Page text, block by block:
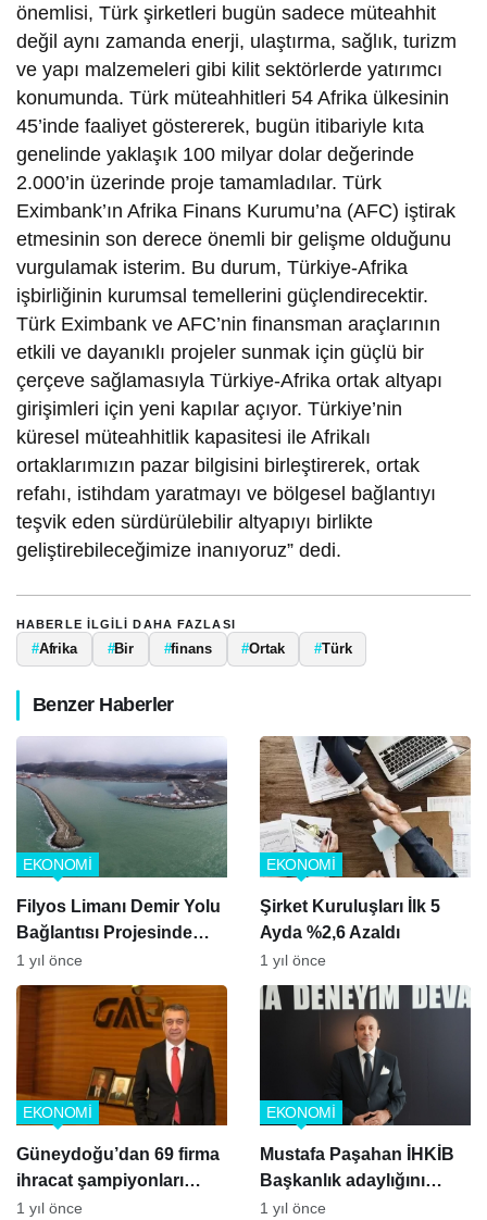
önemlisi, Türk şirketleri bugün sadece müteahhit
değil aynı zamanda enerji, ulaştırma, sağlık, turizm
ve yapı malzemeleri gibi kilit sektörlerde yatırımcı
konumunda. Türk müteahhitleri 54 Afrika ülkesinin
45’inde faaliyet göstererek, bugün itibariyle kıta
genelinde yaklaşık 100 milyar dolar değerinde
2.000’in üzerinde proje tamamladılar. Türk
Eximbank’ın Afrika Finans Kurumu’na (AFC) iştirak
etmesinin son derece önemli bir gelişme olduğunu
vurgulamak isterim. Bu durum, Türkiye-Afrika
işbirliğinin kurumsal temellerini güçlendirecektir.
Türk Eximbank ve AFC’nin finansman araçlarının
etkili ve dayanıklı projeler sunmak için güçlü bir
çerçeve sağlamasıyla Türkiye-Afrika ortak altyapı
girişimleri için yeni kapılar açıyor. Türkiye’nin
küresel müteahhitlik kapasitesi ile Afrikalı
ortaklarımızın pazar bilgisini birleştirerek, ortak
refahı, istihdam yaratmayı ve bölgesel bağlantıyı
teşvik eden sürdürülebilir altyapıyı birlikte
geliştirebileceğimize inanıyoruz” dedi.
HABERLE ILGILI DAHA FAZLASI
#Afrika #Bir #finans #Ortak #Türk
Benzer Haberler
Filyos Limanı Demir Yolu
Bağlantısı Projesinde
Sözleşme Aşamasına
Gelindi
EKONOMİ
1 yıl önce
Şirket Kuruluşları İlk 5
Ayda %2,6 Azaldı
EKONOMİ
1 yıl önce
Güneydoğu’dan 69 firma
ihracat şampiyonları
listesinde
EKONOMİ
1 yıl önce
Mustafa Paşahan İHKİB
Başkanlık adaylığını
açıkladı
EKONOMİ
1 yıl önce